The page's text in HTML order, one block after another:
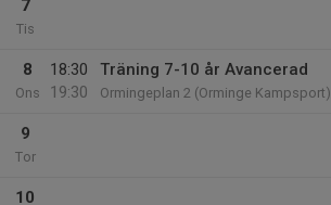
7
Tis
8
Ons
18:30
19:30
Träning 7-10 år Avancerad
Ormingeplan 2 (Orminge Kampsport)
9
Tor
10